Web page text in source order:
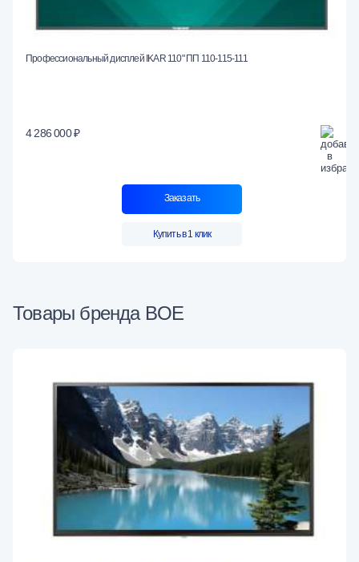
Профессиональный дисплей IKAR 110" ПП 110-115-111
4 286 000 ₽
Заказать
Купить в 1 клик
Товары бренда BOE